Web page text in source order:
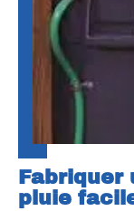
Fabriquer
pluie